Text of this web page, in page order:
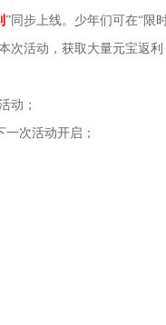
”同步上线。少年们可在“限
次活动，获取大量元宝返利
动；
次活动开启；